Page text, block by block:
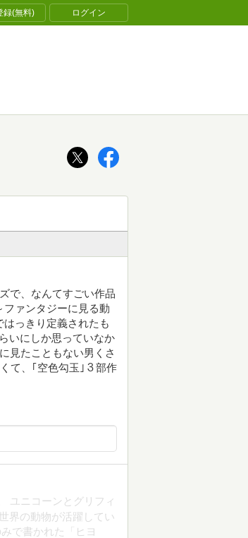
録(無料) ログイン
で、なんてすごい作品
ァンタジーに見る動
っきり定義されたも
いにしか思っていなか
見たこともない男くさ
て、｢空色勾玉｣３部作
ユニコーンとグリフィ
界の動物が活躍してい
で書かれた「ヒヨ